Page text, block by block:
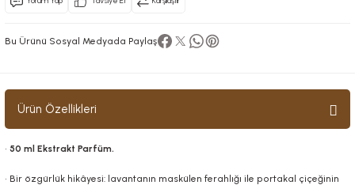
Bu Ürünü Sosyal Medyada Paylaş
Ürün Özellikleri
• 50 ml Ekstrakt Parfüm.
• Bir özgürlük hikâyesi: lavantanın maskülen ferahlığı ile portakal çiçeğinin